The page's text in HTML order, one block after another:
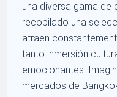
una diversa gama de
recopilado una
atraen
tanto inmersión
emocionantes.
mercados de